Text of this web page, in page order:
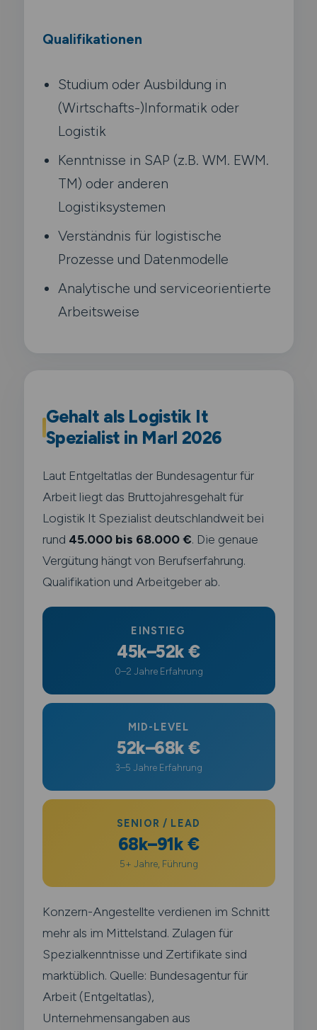
Qualifikationen
Studium oder Ausbildung in
(Wirtschafts-)Informatik oder
Logistik
Kenntnisse in SAP (z.B. WM. EWM.
TM) oder anderen
Logistiksystemen
Verständnis für logistische
Prozesse und Datenmodelle
Analytische und serviceorientierte
Arbeitsweise
Gehalt als Logistik It
Spezialist in Marl 2026
Laut Entgeltatlas der Bundesagentur für
Arbeit liegt das Bruttojahresgehalt für
Logistik It Spezialist deutschlandweit bei
rund 45.000 bis 68.000 €. Die genaue
Vergütung hängt von Berufserfahrung.
Qualifikation und Arbeitgeber ab.
EINSTIEG
45k–52k €
0–2 Jahre Erfahrung
MID-LEVEL
52k–68k €
3–5 Jahre Erfahrung
SENIOR / LEAD
68k–91k €
5+ Jahre, Führung
Konzern-Angestellte verdienen im Schnitt
mehr als im Mittelstand. Zulagen für
Spezialkenntnisse und Zertifikate sind
marktüblich. Quelle: Bundesagentur für
Arbeit (Entgeltatlas),
Unternehmensangaben aus